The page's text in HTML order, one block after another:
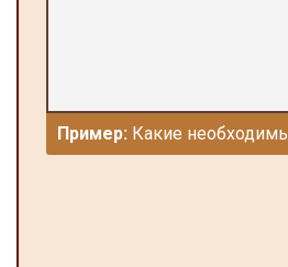
Пример: Какие